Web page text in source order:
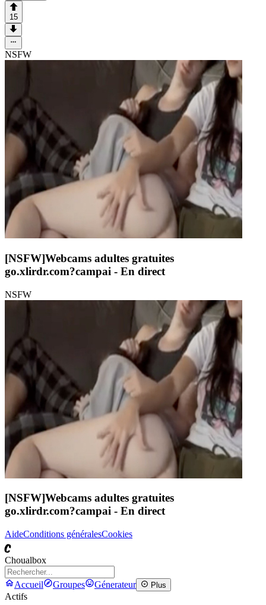
15
NSFW
[NSFW]Webcams adultes gratuites
go.xlirdr.com?campai - En direct
NSFW
[NSFW]Webcams adultes gratuites
go.xlirdr.com?campai - En direct
AideConditions généralesCookies
C
Choualbox
Accueil Groupes Génerateur Plus
Actifs